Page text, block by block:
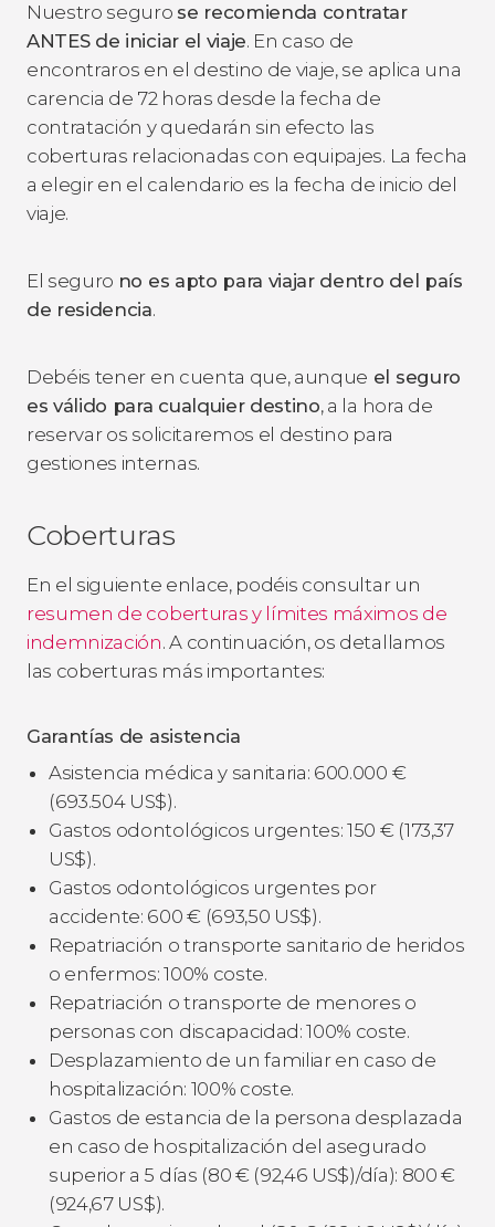
Nuestro seguro se recomienda contratar
ANTES de iniciar el viaje. En caso de
encontraros en el destino de viaje, se aplica una
carencia de 72 horas desde la fecha de
contratación y quedarán sin efecto las
coberturas relacionadas con equipajes. La fecha
a elegir en el calendario es la fecha de inicio del
viaje.
El seguro no es apto para viajar dentro del país
de residencia.
Debéis tener en cuenta que, aunque el seguro
es válido para cualquier destino, a la hora de
reservar os solicitaremos el destino para
gestiones internas.
Coberturas
En el siguiente enlace, podéis consultar un
resumen de coberturas y límites máximos de
indemnización. A continuación, os detallamos
las coberturas más importantes:
Garantías de asistencia
Asistencia médica y sanitaria: 600.000 €
(693.504 US$).
Gastos odontológicos urgentes: 150 € (173,37
US$).
Gastos odontológicos urgentes por
accidente: 600€ (693,50 US$).
Repatriación o transporte sanitario de heridos
o enfermos: 100% coste.
Repatriación o transporte de menores o
personas con discapacidad: 100% coste.
Desplazamiento de un familiar en caso de
hospitalización: 100% coste.
Gastos de estancia de la persona desplazada
en caso de hospitalización del asegurado
superior a 5 días (80 € (92,46 US$)/día): 800€
(924,67 US$).